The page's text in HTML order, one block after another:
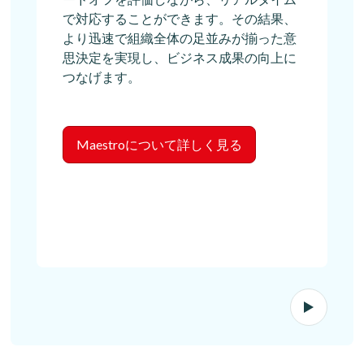
で対応することができます。その結果、
より迅速で組織全体の足並みが揃った意
思決定を実現し、ビジネス成果の向上に
つなげます。
Maestroについて詳しく見る